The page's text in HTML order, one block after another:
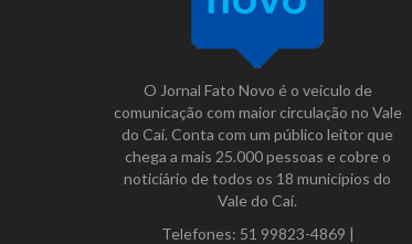
O Jornal Fato Novo é o veículo de
comunicação com maior circulação no Vale
do Caí. Conta com um público leitor que
chega a mais 25.000 pessoas e cobre o
noticiário de todos os 18 municípios do
Vale do Caí.
Telefones: 51 99823-4869 |